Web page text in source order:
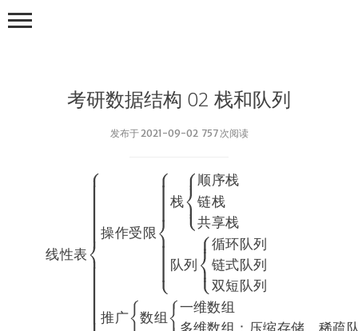
考研数据结构 02 栈和队列
发布于 2021-09-02 757 次阅读
线性表
操作受 限
栈
顺序栈
链栈
共享栈
队列
循环队列
链式 队列
双短 队列
推广 数组
一维数组
数学
协议
数据库